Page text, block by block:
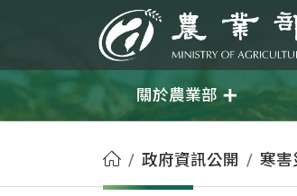
農業
關於農業部
首頁政府資訊公開 寒害